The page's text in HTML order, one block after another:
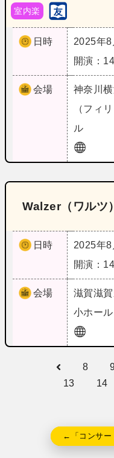
室内楽
日時
2025年8
開演：
会場 神奈川
（フィ
ル
Walzer（ワルツ
日時
2025年8
開演：
会場 滋賀滋
小ホール
8
13
14
←「コンサー